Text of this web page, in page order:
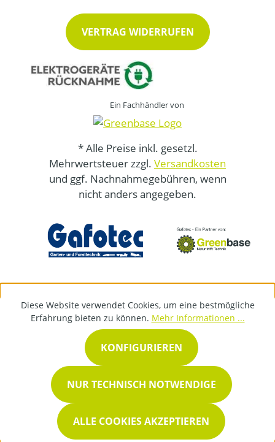
VERTRAG WIDERRUFEN
Ein Fachhändler von
* Alle Preise inkl. gesetzl.
Mehrwertsteuer zzgl. Versandkosten
und ggf. Nachnahmegebühren, wenn
nicht anders angegeben.
Diese Website verwendet Cookies, um eine bestmögliche
Erfahrung bieten zu können. Mehr Informationen ...
NUR TECHNISCH NOTWENDIGE
KONFIGURIEREN
ALLE COOKIES AKZEPTIEREN